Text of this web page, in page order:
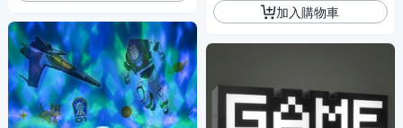
加入購物車